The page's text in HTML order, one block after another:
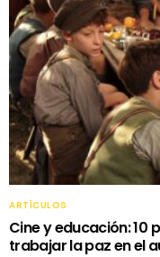
ARTÍCULOS
Cine y educación: 10
trabajar la paz en el